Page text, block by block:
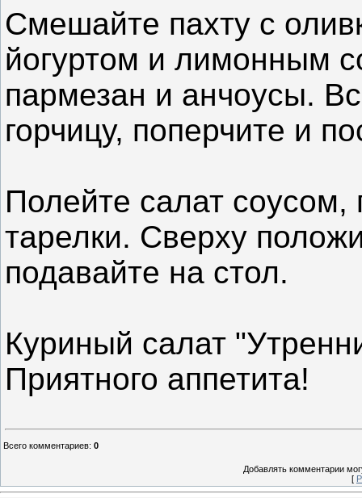
Смешайте пахту с
йогуртом и лимонным
пармезан и анчоусы.
горчицу, поперчите и
Полейте салат
тарелки. Сверху
подавайте на стол.
Куриный салат
Приятного аппетита!
Всего комментариев: 0
Добавлять комментарии
[